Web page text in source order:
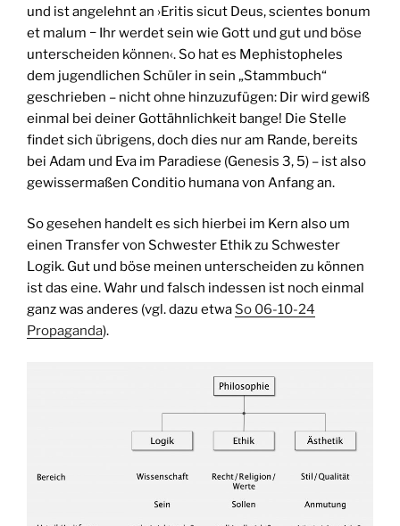
und ist angelehnt an ›Eritis sicut Deus, scientes bonum
et malum − Ihr werdet sein wie Gott und gut und böse
unterscheiden können‹. So hat es Mephistopheles
dem jugendlichen Schüler in sein „Stammbuch“
geschrieben – nicht ohne hinzuzufügen: Dir wird gewiß
einmal bei deiner Gottähnlichkeit bange! Die Stelle
findet sich übrigens, doch dies nur am Rande, bereits
bei Adam und Eva im Paradiese (Genesis 3, 5) – ist also
gewissermaßen Conditio humana von Anfang an.
So gesehen handelt es sich hierbei im Kern also um
einen Transfer von Schwester Ethik zu Schwester
Logik. Gut und böse meinen unterscheiden zu können
ist das eine. Wahr und falsch indessen ist noch einmal
ganz was anderes (vgl. dazu etwa So 06-10-24
Propaganda).